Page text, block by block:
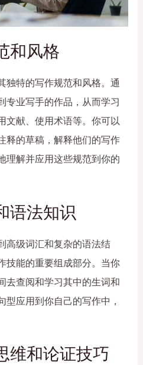
和风格
独特的写作规范和风格。通
专业写手的作品，从而学习
文献、使用术语等。你可以
释的草稿，解释他们的写作
理解并应用这些规范到你的
语法知识
高级词汇和复杂的语法结
技能的重要组成部分。当你
去查阅和学习其中的生词和
应用到你自己的写作中，
维和论证技巧